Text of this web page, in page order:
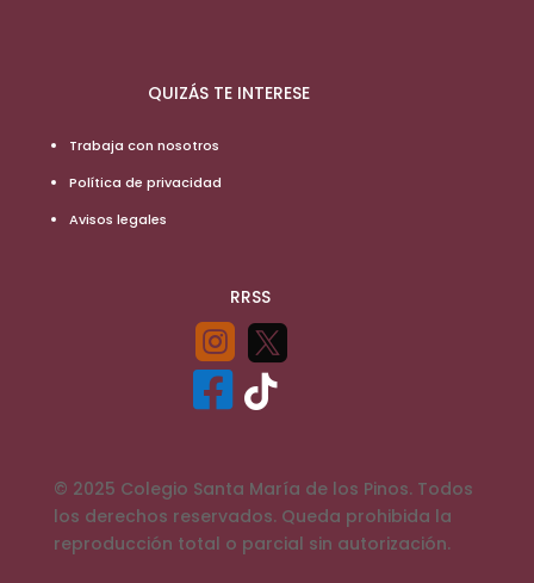
QUIZÁS TE INTERESE
Trabaja con nosotros
Política de privacidad
Avisos legales
RRSS
 
 
© 2025 Colegio Santa María de los Pinos. Todos
los derechos reservados. Queda prohibida la
reproducción total o parcial sin autorización.